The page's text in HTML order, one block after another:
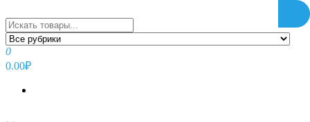
к
содержимому
0
0.00₽